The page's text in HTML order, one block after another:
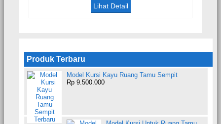
Lihat Detail
Produk Terbaru
Model Kursi Kayu Ruang Tamu Sempit
Rp 9.500.000